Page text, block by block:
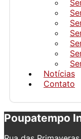
Notícias
Contato
Poupatempo